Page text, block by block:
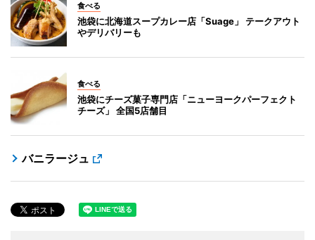
食べる
池袋に北海道スープカレー店「Suage」 テークアウト
やデリバリーも
食べる
池袋にチーズ菓子専門店「ニューヨークパーフェクト
チーズ」 全国5店舗目
バニラージュ